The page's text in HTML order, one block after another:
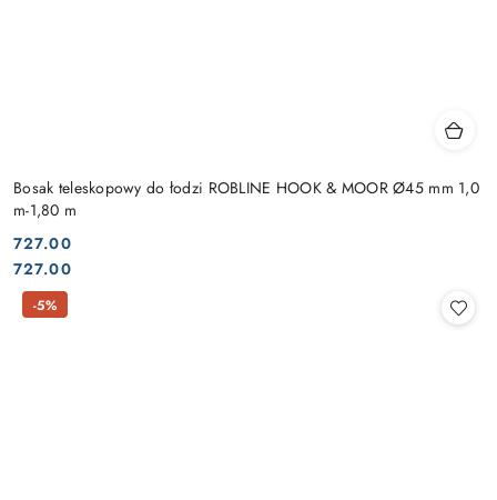
Bosak teleskopowy do łodzi ROBLINE HOOK & MOOR Ø45 mm 1,0
m-1,80 m
Cena:
727.00
Cena:
727.00
-5%